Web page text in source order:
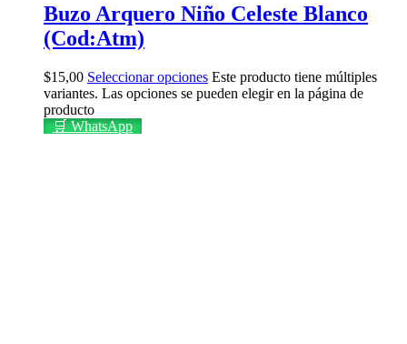
Buzo Arquero Niño Celeste Blanco
(Cod:Atm)
$15,00 Seleccionar opciones Este producto tiene múltiples
variantes. Las opciones se pueden elegir en la página de
producto
🛒 WhatsApp